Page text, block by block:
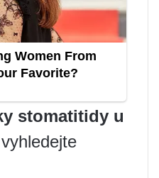
stomatitidy u